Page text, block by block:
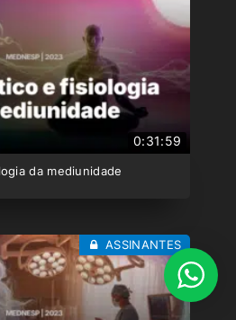
0:31:59
da mediunidade
ASSINANTES